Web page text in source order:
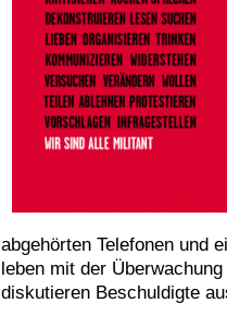
abgehörten Telefonen und
leben mit der
diskutieren Beschuldigte